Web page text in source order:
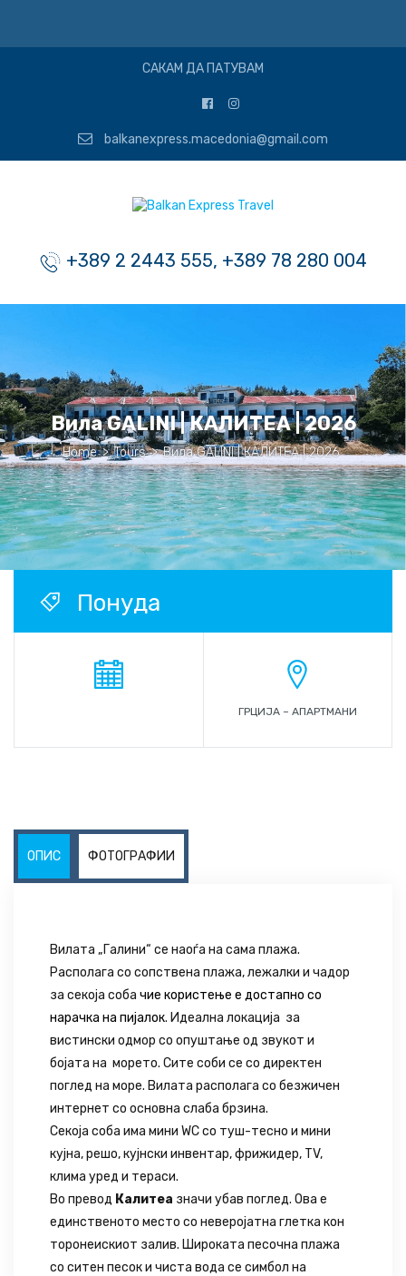
САКАМ ДА ПАТУВАМ
balkanexpress.macedonia@gmail.com
+389 2 2443 555, +389 78 280 004
Вила GALINI | КАЛИТЕА | 2026
Home > Tours > Вила GALINI | КАЛИТЕА | 2026
Понуда
ГРЦИЈА – АПАРТМАНИ
ОПИС ФОТОГРАФИИ
Вилата „Галини“ се наоѓа на сама плажа.
Располага со сопствена плажа, лежалки и чадор
за секоја соба чие користење е достапно со
нарачка на пијалок. Идеална локација за
вистински одмор со опуштање од звукот и
бојата на морето. Сите соби се со директен
поглед на море. Вилата располага со безжичен
интернет со основна слаба брзина.
Секоја соба има мини WC со туш-тесно и мини
кујна, решо, кујнски инвентар, фрижидер, TV,
клима уред и тераси.
Во превод Калитеа значи убав поглед. Ова е
единственото место со неверојатна глетка кон
торонеискиот залив. Широката песочна плажа
со ситен песок и чиста вода се симбол на